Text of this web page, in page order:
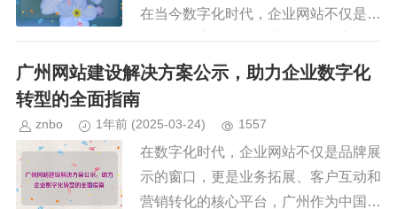
在当今数字化时代，企业网站不仅是品
牌展示的窗口，更是业务拓展、客户互
动和在线营销的重要工具，许多企业在
广州网站建设解决方案公示，助力企业数字化
转型的全面指南
znbo 1年前 (2025-03-24) 1557
在数字化时代，企业网站不仅是品牌展
示的窗口，更是业务拓展、客户互动和
营销转化的核心平台，广州作为中国南